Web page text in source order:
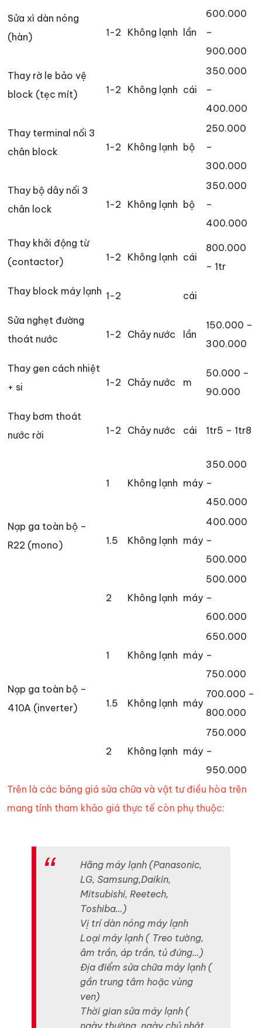
Sửa xì dàn nóng
(hàn)
1-2 Không lạnh lần
600.000
–
900.000
Thay rờ le bảo vệ
block (tẹc mít)
1-2 Không lạnh cái
350.000
–
400.000
Thay terminal nối 3
chân block
1-2 Không lạnh bộ
250.000
–
300.000
Thay bộ dây nối 3
chân lock
1-2 Không lạnh bộ
350.000
–
400.000
Thay khởi động từ
(contactor)
1-2 Không lạnh cái
800.000
– 1tr
Thay block máy lạnh 1-2 cái
Sửa nghẹt đường
thoát nước
1-2 Chảy nước lần
150.000 –
300.000
Thay gen cách nhiệt
+ si
1-2 Chảy nước m
50.000 –
90.000
Thay bơm thoát
nước rời
1-2 Chảy nước cái 1tr5 – 1tr8
Nạp ga toàn bộ –
R22 (mono)
1 Không lạnh máy
350.000
–
450.000
1.5 Không lạnh máy
400.000
–
500.000
2 Không lạnh máy
500.000
–
600.000
Nạp ga toàn bộ –
410A (inverter)
1 Không lạnh máy
650.000
–
750.000
1.5 Không lạnh máy
700.000 –
800.000
2 Không lạnh máy
750.000
–
950.000
Trên là các bảng giá sửa chữa và vật tư điều hòa trên
mang tính tham khảo giá thực tế còn phụ thuộc:
Hãng máy lạnh (Panasonic,
LG, Samsung,Daikin,
Mitsubishi, Reetech,
Toshiba…)
Vị trí dàn nóng máy lạnh
Loại máy lạnh ( Treo tường,
âm trần, áp trần, tủ đứng…)
Địa điểm sửa chữa máy lạnh (
gần trung tâm hoặc vùng
ven)
Thời gian sửa máy lạnh (
ngày thường, ngày chủ nhật,